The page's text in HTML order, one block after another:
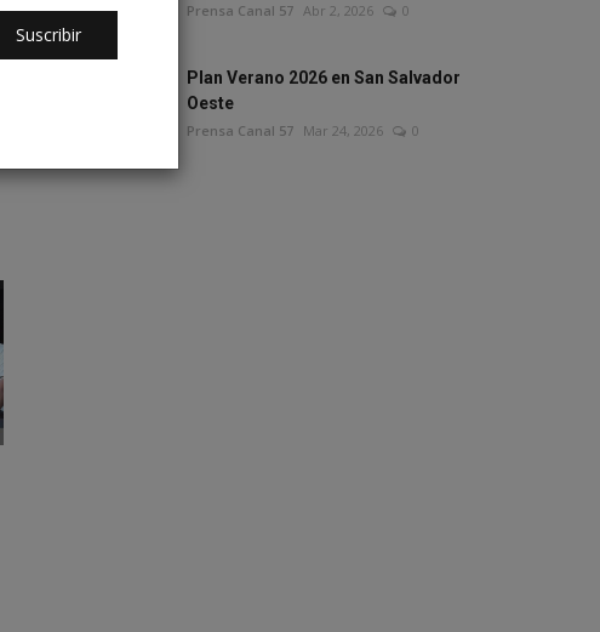
Suscribir
Prensa Canal 57 Abr 2, 2026 0
Plan Verano 2026 en San Salvador
Oeste
Prensa Canal 57 Mar 24, 2026 0